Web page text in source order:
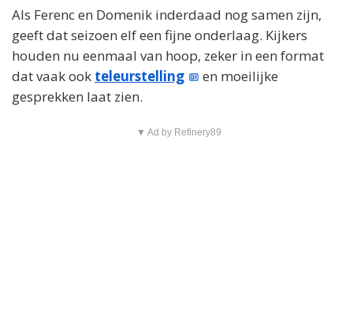
Als Ferenc en Domenik inderdaad nog samen zijn,
geeft dat seizoen elf een fijne onderlaag. Kijkers
houden nu eenmaal van hoop, zeker in een format
dat vaak ook teleurstelling
en moeilijke
gesprekken laat zien.
▼ Ad by Refinery89